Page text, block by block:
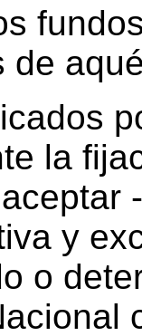
de
la
y
o